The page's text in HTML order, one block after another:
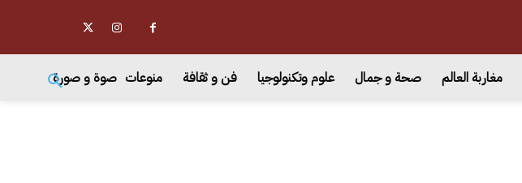
مغاربة العالم صحة و جمال علوم وتكنولوجيا فن و ثقافة منوعات صوة و صورة